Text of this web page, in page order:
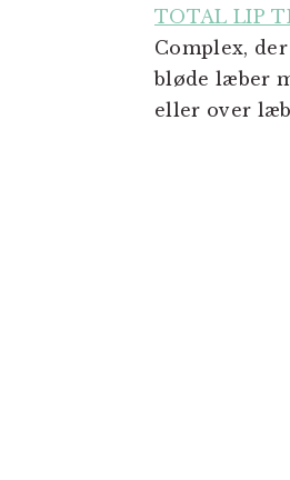
TOTAL LIP
Complex,
bløde læber
eller over